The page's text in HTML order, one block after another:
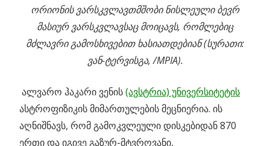
ორიონის ვარსკვლავთმშობი ნისლეული ბევრ
მასიურ ვარსკვლავსაც მოიცავს, რომლებიც
მძლავრი გამოსხივებით ხასიათდებიან (სურათი:
ვან-ტერვისგა, /MPIA).
ალვარო ჰაკარი ვენის(ავსტრია) უნივერსიტეტის
ასტროფიზიკის მიმართულების მეცნიერია. ის
აღნიშნავს, რომ გამოკვლეული დისკებიდან 870
ერთი და იგივე გაზურ-მტვროვანი,